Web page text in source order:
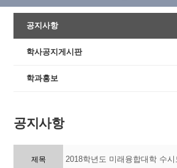
공지사항
학사공지게시판
학과홍보
공지사항
제목 2018학년도 미래융합대학 수